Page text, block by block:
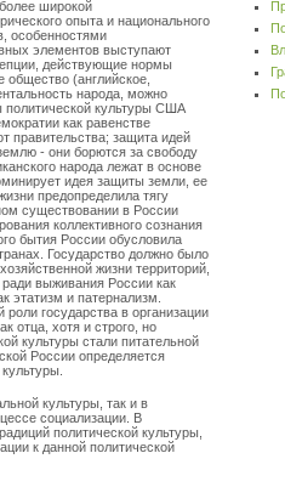
широкой
опыта и национального
особенностями
элементов выступают
действующие нормы
общество (английское,
народа, можно
политической культуры США
как равенстве
правительства; защита идей
- они борются за свободу
народа лежат в основе
идея защиты земли, ее
предопределила тягу
существовании в России
коллективного сознания
бытия России обусловила
Государство должно было
жизни территорий,
выживания России как
этатизм и патернализм.
государства в организации
отца, хотя и строго, но
культуры стали питательной
России определяется
культуры, так и в
социализации. В
политической культуры,
к данной политической